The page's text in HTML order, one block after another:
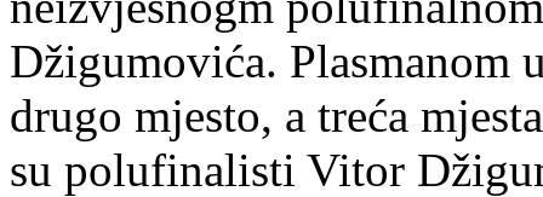
Džigumovića. Plasmanom
drugo mjesto, a treća
su polufinalisti Vitor